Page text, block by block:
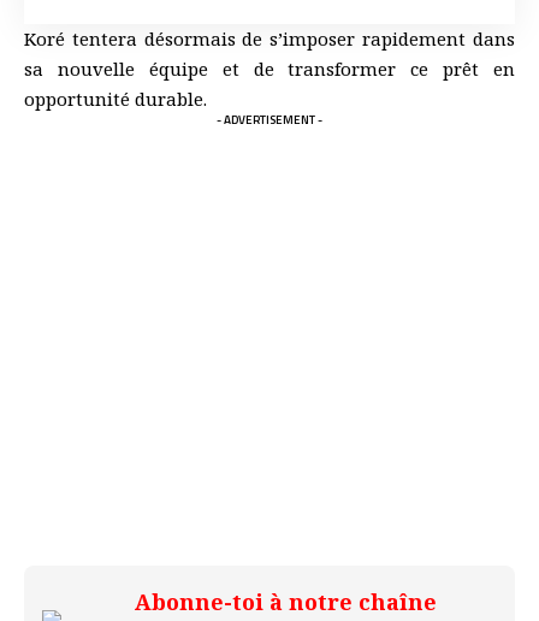
Koré tentera désormais de s’imposer rapidement dans
sa nouvelle équipe et de transformer ce prêt en
opportunité durable.
- ADVERTISEMENT -
Abonne-toi à notre chaîne